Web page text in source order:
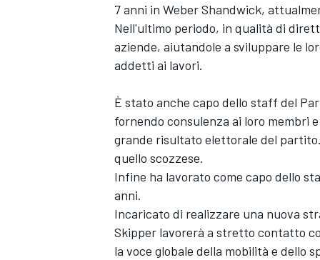
MONOPOSTO
7 anni in Weber Shandwick,
Nell'ultimo periodo, in qualità di
aziende, aiutandole a sviluppare le
addetti ai lavori.
È stato anche capo dello staff del
fornendo consulenza ai loro membri
grande risultato elettorale del
quello scozzese.
Infine ha lavorato come capo dello
anni.
Incaricato di realizzare una nuova
Skipper lavorerà a stretto contatto
la voce globale della mobilità e dello